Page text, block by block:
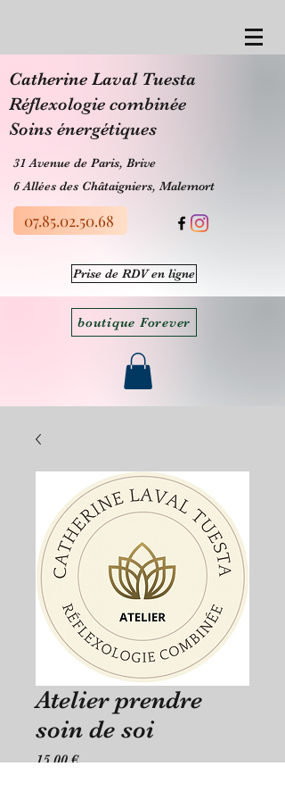
​Catherine Laval Tuesta
Réflexologie combinée
Soins énergétiques
31 Avenue de Paris, Brive
6 Allées des Châtaigniers, Malemort
07.85.02.50.68
Prise de RDV en ligne
boutique Forever
Atelier prendre
soin de soi
15,00 €Prix